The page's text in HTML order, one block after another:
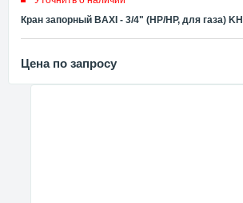
Кран запорный BAXI - 3/4" (НР/НР, для газа)
Цена по запросу